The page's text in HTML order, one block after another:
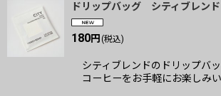
ドリップバッグ シティブレンド
180円 (税込)
シティブレンドのドリップバ
コーヒーをお手軽にお楽しみい